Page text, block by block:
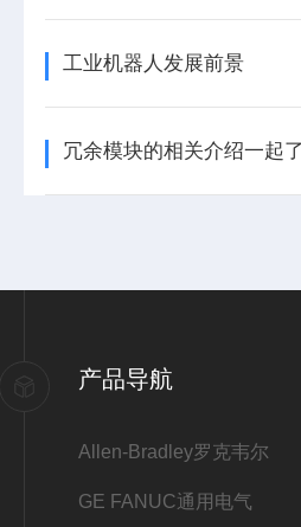
工业机器人发展前景
冗余模块的相关介绍一起
产品导航
Allen-Bradley罗克韦尔
GE FANUC通用电气